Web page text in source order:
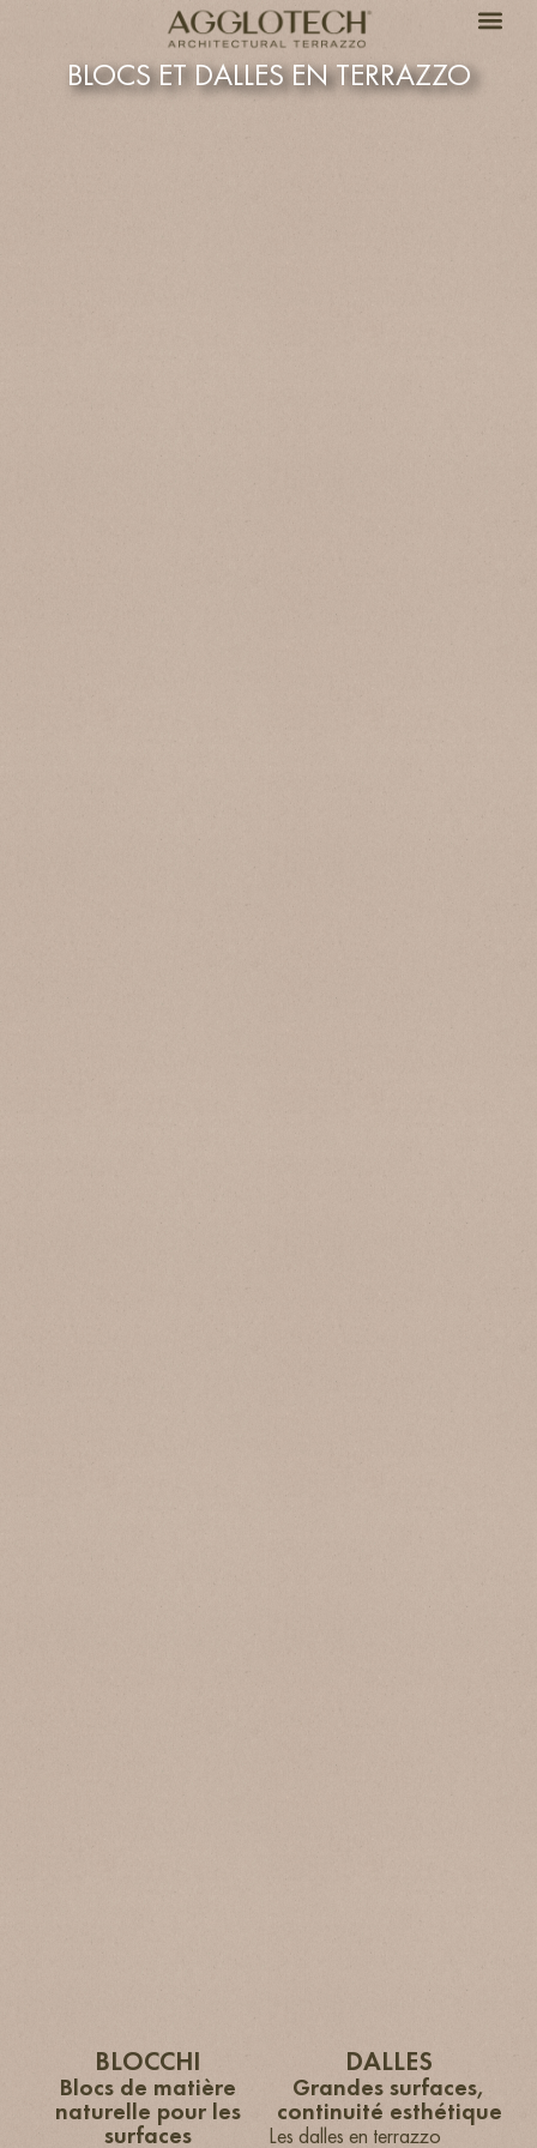
BLOCS ET DALLES EN TERRAZZO
BLOCCHI
Blocs de matière
naturelle pour les
surfaces
DALLES
Grandes surfaces,
continuité esthétique
Les dalles en terrazzo